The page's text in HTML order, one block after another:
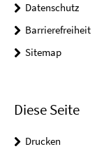
Datenschutz
Barrierefreiheit
Sitemap
Diese Seite
Drucken